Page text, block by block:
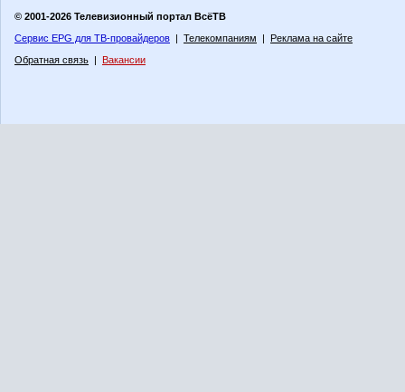
© 2001-2026 Телевизионный портал ВсёТВ
Сервис EPG для ТВ-провайдеров | Телекомпаниям | Реклама на сайте
Обратная связь | Вакансии